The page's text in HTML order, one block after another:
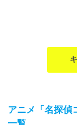
アニメ「名探偵